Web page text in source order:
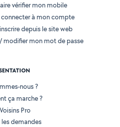
vérifier mon mobile
connecter à mon compte
depuis le site web
modifier mon mot de passe
nous ?
ça marche ?
Pro
demandes